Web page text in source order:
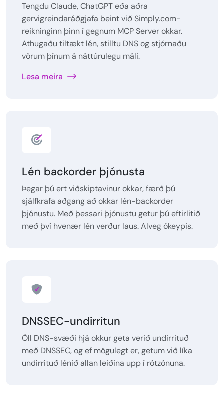
Tengdu Claude, ChatGPT eða aðra
gervigreindaráðgjafa beint við Simply.com-
reikninginn þinn í gegnum MCP Server okkar.
Athugaðu tiltækt lén, stilltu DNS og stjórnaðu
vörum þínum á náttúrulegu máli.
Lesa meira
Lén backorder þjónusta
Þegar þú ert viðskiptavinur okkar, færð þú
sjálfkrafa aðgang að okkar lén-backorder
þjónustu. Með þessari þjónustu getur þú eftirlitið
með því hvenær lén verður laus. Alveg ókeypis.
DNSSEC-undirritun
Öll DNS-svæði hjá okkur geta verið undirrituð
með DNSSEC, og ef mögulegt er, getum við líka
undirrituð lénið allan leiðina upp í rótzónuna.